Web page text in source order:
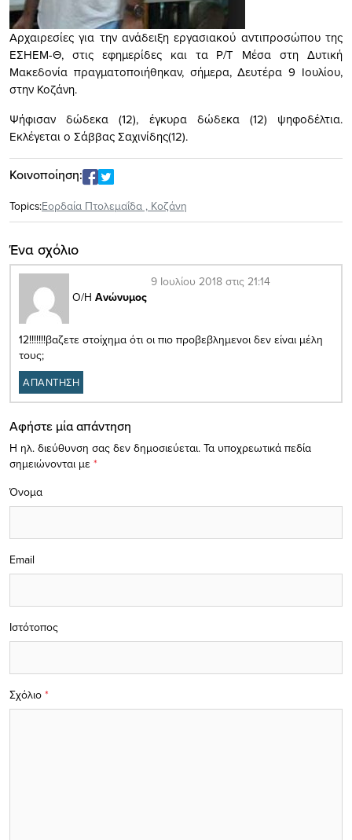
Αρχαιρεσίες για την ανάδειξη εργασιακού αντιπροσώπου της
ΕΣΗΕΜ-Θ, στις εφημερίδες και τα Ρ/Τ Μέσα στη Δυτική
Μακεδονία πραγματοποιήθηκαν, σήμερα, Δευτέρα 9 Ιουλίου,
στην Κοζάνη.
Ψήφισαν δώδεκα (12), έγκυρα δώδεκα (12) ψηφοδέλτια.
Εκλέγεται ο Σάββας Σαχινίδης(12).
Κοινοποίηση:
Topics:Εορδαία Πτολεμαΐδα , Κοζάνη
Ένα σχόλιο
Ο/Η Ανώνυμος
9 Ιουλίου 2018 στις 21:14
12!!!!!!!βαζετε στοίχημα ότι οι πιο προβεβλημενοι δεν είναι μέλη
τους;
ΑΠΑΝΤΗΣΗ
Αφήστε μία απάντηση
Η ηλ. διεύθυνση σας δεν δημοσιεύεται. Τα υποχρεωτικά πεδία
σημειώνονται με *
Σχόλιο *
Όνομα
Email
Ιστότοπος